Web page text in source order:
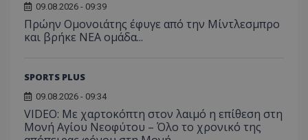
09.08.2026 - 09:39
Πρώην Ομονοιάτης έφυγε από την Μίντλεσμπρο
και βρήκε ΝΕΑ ομάδα...
SPORTS PLUS
09.08.2026 - 09:34
VIDEO: Με χαρτοκόπτη στον λαιμό η επίθεση στη
Μονή Αγίου Νεοφύτου – Όλο το χρονικό της